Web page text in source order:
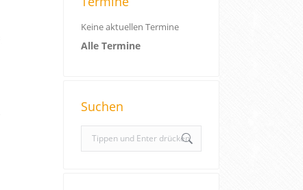
Keine aktuellen Termine
Alle Termine
Suchen
e